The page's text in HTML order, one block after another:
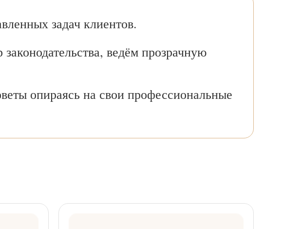
задач клиентов.
ведём прозрачную
опираясь на свои профессиональные